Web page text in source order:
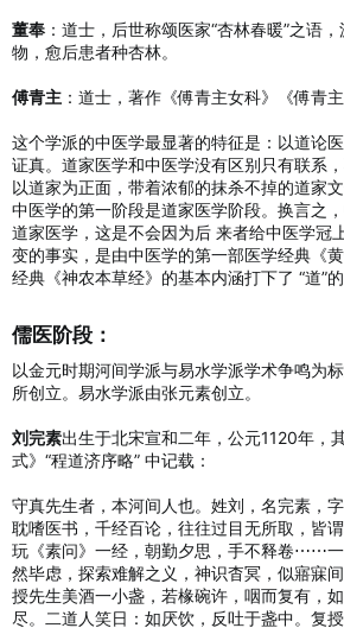
董奉 ：道士，后世称颂医家“杏林春暖”之语
物，愈后患者种杏林。
傅青主 ：道士，著作《傅青主女科》《傅青主
这个学派的中医学最显著的特征是：以道论
证真。道家医学和中医学没有区别只有联系
以道家为正面，带着浓郁的抹杀不掉的道家
中医学的第一阶段是道家医学阶段。换言之
道家医学，这是不会因为后 来者给中医学冠
变的事实，是由中医学的第一部医学经典《
经典《神农本草经》的基本内涵打下了 “道”
儒医阶段：​
以金元时期河间学派与易水学派学术争鸣为
所创立。易水学派由张元素创立。
刘完素出生于北宋宣和二年，公元1120年，
式》“程道济序略” 中记载：
守真先生者，本河间人也。姓刘，名完素，
耽嗜医书，千经百论，往往过目无所取，皆
玩《素问》一经，朝勤夕思，手不释卷⋯⋯
然毕虑，探索难解之义，神识杳冥，似寤寐
授先生美酒一小盏，若椽碗许，咽而复有，
尽。二道人笑日：如厌饮，反吐于盏中。复